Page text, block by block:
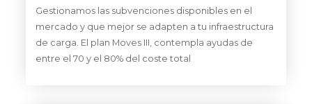
Gestionamos las subvenciones disponibles en el
mercado y que mejor se adapten a tu infraestructura
de carga. El plan Moves III, contempla ayudas de
entre el 70 y el 80% del coste total